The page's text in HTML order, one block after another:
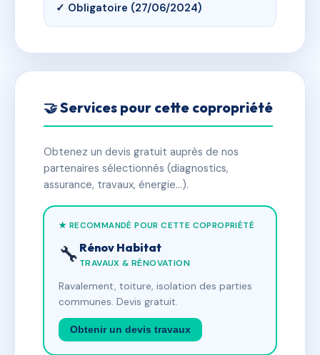
✓ Obligatoire (27/06/2024)
🤝 Services pour cette copropriété
Obtenez un devis gratuit auprès de nos
partenaires sélectionnés (diagnostics,
assurance, travaux, énergie…).
★ RECOMMANDÉ POUR CETTE COPROPRIÉTÉ
🔧 Rénov Habitat
TRAVAUX & RÉNOVATION
Ravalement, toiture, isolation des parties
communes. Devis gratuit.
Obtenir un devis travaux